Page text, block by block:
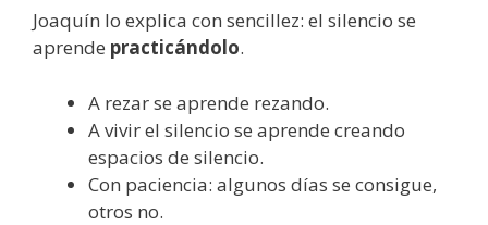
Joaquín lo explica con sencillez: el silencio se
aprende practicándolo.
A rezar se aprende rezando.
A vivir el silencio se aprende creando
espacios de silencio.
Con paciencia: algunos días se consigue,
otros no.